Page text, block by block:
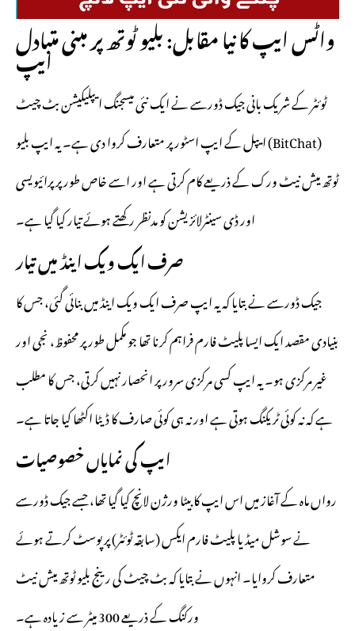
واٹس ایپ کا نیا مقابل: بلیو ٹوتھ پر مبنی متبادل
ایپ
ٹوئٹر کے شریک بانی جیک ڈورسے نے ایک نئی میسجنگ ایپلیکیشن بٹ چیٹ
(BitChat) ایپل کے ایپ اسٹور پر متعارف کروا دی ہے۔ یہ ایپ بلیو
ٹوتھ میش نیٹ ورک کے ذریعے کام کرتی ہے اور اسے خاص طور پر پرائیویسی
اور ڈی سینٹرلائزیشن کو مدنظر رکھتے ہوئے تیار کیا گیا ہے۔
صرف ایک ویک اینڈ میں تیار
جیک ڈورسے نے بتایا کہ یہ ایپ صرف ایک ویک اینڈ میں بنائی گئی، جس کا
بنیادی مقصد ایک ایسا پلیٹ فارم فراہم کرنا تھا جو مکمل طور پر محفوظ، نجی اور
غیر مرکزی ہو۔ یہ ایپ کسی مرکزی سرور پر انحصار نہیں کرتی، جس کا مطلب
ہے کہ نہ کوئی ٹریکنگ ہوتی ہے اور نہ ہی کوئی صارف کا ڈیٹا اکٹھا کیا جاتا ہے۔
ایپ کی نمایاں خصوصیات
رواں ماہ کے آغاز میں اس ایپ کا بیٹا ورژن لانچ کیا گیا تھا، جسے جیک ڈورسے
نے سوشل میڈیا پلیٹ فارم ایکس (سابقہ ٹوئٹر) پر پوسٹ کرتے ہوئے
متعارف کروایا۔ انہوں نے بتایا کہ بٹ چیٹ کی رینج بلیو ٹوتھ میش نیٹ
ورکنگ کے ذریعے 300 میٹر سے زیادہ ہے۔